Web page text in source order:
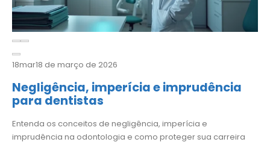
18mar18 de março de 2026
Negligência, imperícia e imprudência
para dentistas
Entenda os conceitos de negligência, imperícia e
imprudência na odontologia e como proteger sua carreira